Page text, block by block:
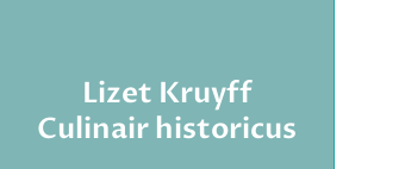
Lizet Kruyff
Culinair historicus